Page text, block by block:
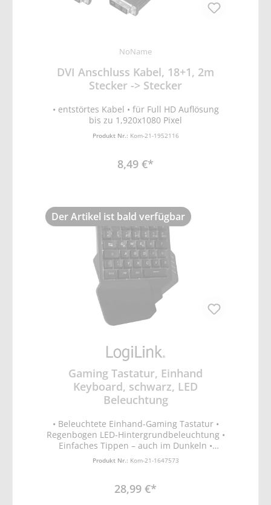
NoName
DVI Anschluss Kabel, 18+1, 2m
Stecker -> Stecker
• entstörtes Kabel • für Full HD Auflösung
bis zu 1,920x1080 Pixel
Produkt Nr.: Kom-21-1952116
8,49 €*
Der Artikel ist bald verfügbar
Gaming Tastatur, Einhand
Keyboard, schwarz, LED
Beleuchtung
• Beleuchtete Einhand-Gaming Tastatur •
Regenbogen LED-Hintergrundbeleuchtung •
Einfaches Tippen – auch im Dunkeln •
Komfortable und langlebige Tastenkappen •
programmierbare Tasten • 1 Taste für
Produkt Nr.: Kom-21-1647573
28,99 €*